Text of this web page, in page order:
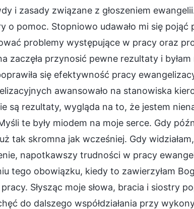
i zasady związane z głoszeniem
o pomoc. Stopniowo udawało mi się pojąć
problemy występujące w pracy oraz
zaczęła przynosić pewne rezultaty i
się efektywność pracy
awansowało na stanowiska
są rezultaty, wygląda na to, że jestem
te były miodem na moje serce. Gdy
tak skromna jak wcześniej. Gdy
napotkawszy trudności w pracy
tego obowiązku, kiedy to zawierzyłam
Słysząc moje słowa, bracia i siostry
do dalszego współdziałania przy